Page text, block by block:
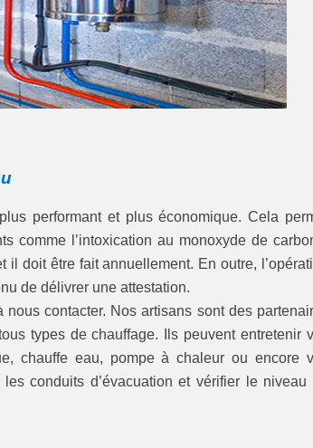
performant et plus économique. Cela
comme l’intoxication au monoxyde de
doit être fait annuellement. En outre,
de délivrer une attestation.
nous contacter. Nos artisans sont des
types de chauffage. Ils peuvent entretenir
chauffe eau, pompe à chaleur ou encore
conduits d’évacuation et vérifier le niveau